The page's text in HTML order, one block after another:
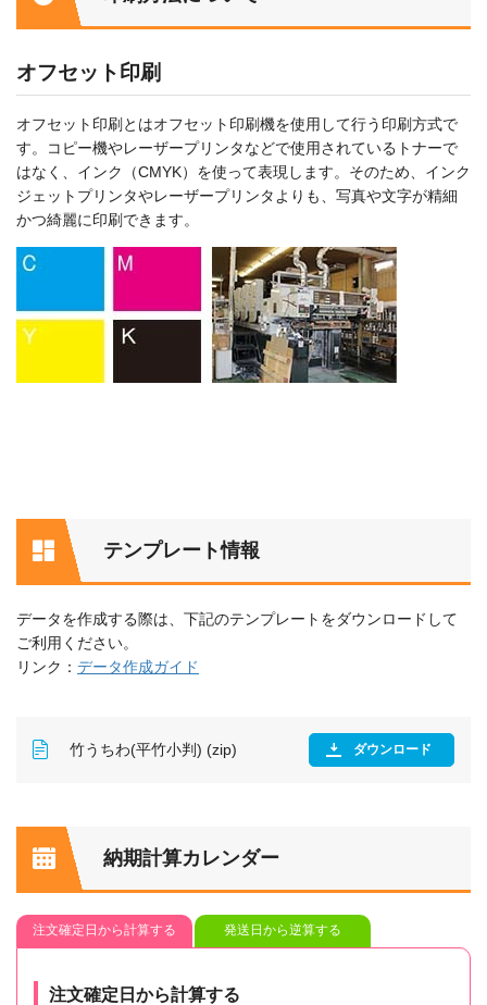
オフセット印刷
オフセット印刷とはオフセット印刷機を使用して行う印刷方式で
す。コピー機やレーザープリンタなどで使用されているトナーで
はなく、インク（CMYK）を使って表現します。そのため、インク
ジェットプリンタやレーザープリンタよりも、写真や文字が精細
かつ綺麗に印刷できます。
テンプレート情報
データを作成する際は、下記のテンプレートをダウンロードして
ご利用ください。
リンク： データ作成ガイド
竹うちわ(平竹小判) (zip) ダウンロード
納期計算カレンダー
注文確定日から計算する 発送日から逆算する
注文確定日から計算する